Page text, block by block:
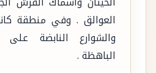
العوالق . وفي منطقة
والشوارع النابضة على
الباهظة .